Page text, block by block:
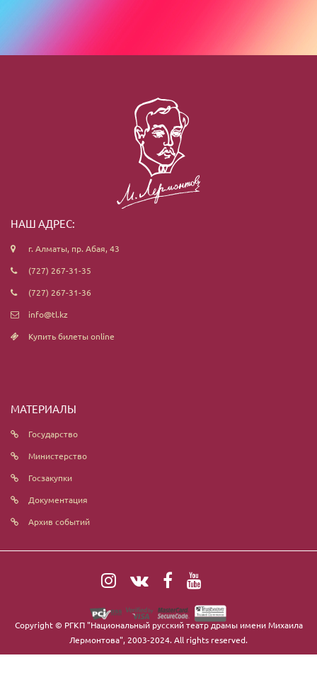
НАШ АДРЕС:
г. Алматы, пр. Абая, 43
(727) 267-31-35
(727) 267-31-36
info@tl.kz
Купить билеты online
МАТЕРИАЛЫ
Государство
Министерство
Госзакупки
Документация
Архив событий
Copyright © РГКП "Национальный русский театр драмы имени Михаила
Лермонтова", 2003-2024. All rights reserved.